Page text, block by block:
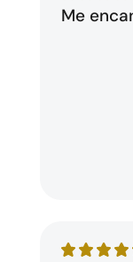
Me